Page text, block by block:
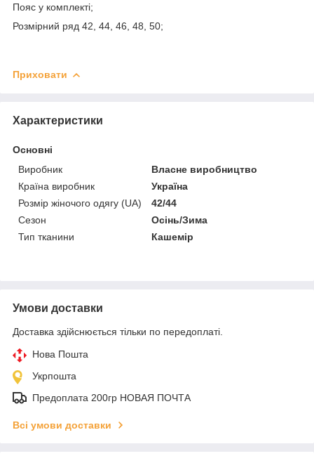
Пояс у комплекті;
Розмірний ряд 42, 44, 46, 48, 50;
Приховати
Характеристики
Основні
Виробник
Власне виробництво
Країна виробник
Україна
Розмір жіночого одягу (UA)
42/44
Сезон
Осінь/Зима
Тип тканини
Кашемір
Умови доставки
Доставка здійснюється тільки по передоплаті.
Нова Пошта
Укрпошта
Предоплата 200гр НОВАЯ ПОЧТА
Всі умови доставки